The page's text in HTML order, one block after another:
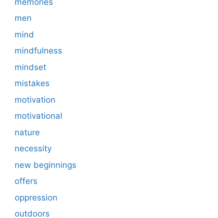
men
mind
mindfulness
mindset
mistakes
motivation
motivational
nature
necessity
new beginnings
offers
oppression
outdoors